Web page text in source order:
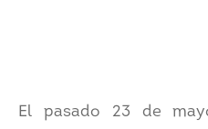
El pasado 23 de